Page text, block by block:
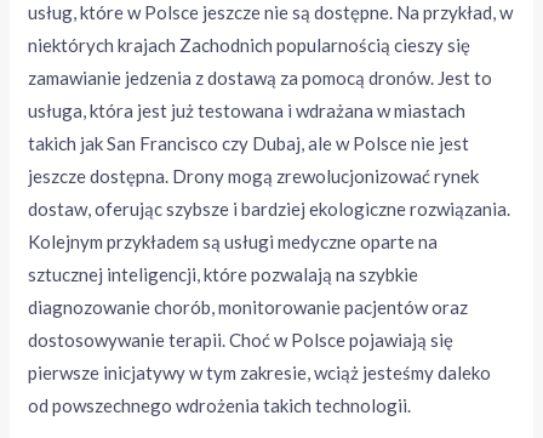
usług, które w Polsce jeszcze nie są dostępne. Na przykład, w
niektórych krajach Zachodnich popularnością cieszy się
zamawianie jedzenia z dostawą za pomocą dronów. Jest to
usługa, która jest już testowana i wdrażana w miastach
takich jak San Francisco czy Dubaj, ale w Polsce nie jest
jeszcze dostępna. Drony mogą zrewolucjonizować rynek
dostaw, oferując szybsze i bardziej ekologiczne rozwiązania.
Kolejnym przykładem są usługi medyczne oparte na
sztucznej inteligencji, które pozwalają na szybkie
diagnozowanie chorób, monitorowanie pacjentów oraz
dostosowywanie terapii. Choć w Polsce pojawiają się
pierwsze inicjatywy w tym zakresie, wciąż jesteśmy daleko
od powszechnego wdrożenia takich technologii.